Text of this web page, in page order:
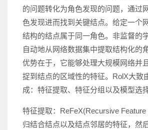
的问题转化为角色发现的问题，通过
色发现进而找到关键结点。给定一个
结构的结点属于同一角色。非监督的
自动地从网络数据集中提取结构化的
优势在于，它能够处理大规模网络并
捉到结点的区域性的特征。RolX大致
成：特征提取、特征分组以及模型选择
特征提取：ReFeX(Recursive Feature
归结合结点以及结点邻居的特征，然